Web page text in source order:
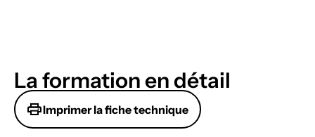
La formation en détail
Imprimer la fiche technique